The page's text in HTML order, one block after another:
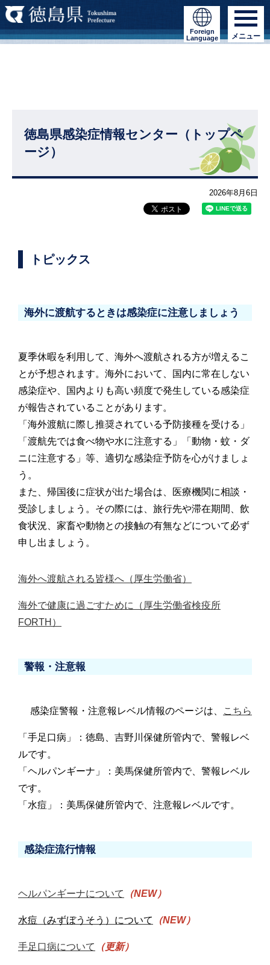
Foreign
Language
メニュー
徳島県感染症情報センター（トップペ
ージ）
2026年8月6日
トピックス
海外に渡航するときは感染症に注意しましょう
夏季休暇を利用して、海外へ渡航される方が増えるこ
とが予想されます。海外において、国内に常在しない
感染症や、国内よりも高い頻度で発生している感染症
が報告されていることがあります。
「海外渡航に際し推奨されている予防接種を受ける」
「渡航先では食べ物や水に注意する」「動物・蚊・ダ
ニに注意する」等、適切な感染症予防を心がけましょ
う。
また、帰国後に症状が出た場合は、医療機関に相談・
受診しましょう。その際には、旅行先や滞在期間、飲
食状況、家畜や動物との接触の有無などについて必ず
申し出ましょう。
海外へ渡航される皆様へ（厚生労働省）
海外で健康に過ごすために（厚生労働省検疫所
FORTH）
警報・注意報
感染症警報・注意報レベル情報のページは、 こちら
「手足口病」：徳島、吉野川保健所管内で、警報レベ
ルです。
「ヘルパンギーナ」：美馬保健所管内で、警報レベル
です。
「水痘」：美馬保健所管内で、注意報レベルです。
感染症流行情報
ヘルパンギーナについて （NEW）
水痘（みずぼうそう）について （NEW）
手足口病について （更新）